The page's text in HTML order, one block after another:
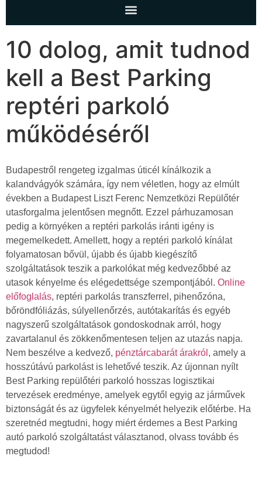
10 dolog, amit tudnod
kell a Best Parking
reptéri parkoló
működéséről
Budapestről rengeteg izgalmas úticél kínálkozik a
kalandvágyók számára, így nem véletlen, hogy az elmúlt
években a Budapest Liszt Ferenc Nemzetközi Repülőtér
utasforgalma jelentősen megnőtt. Ezzel párhuzamosan
pedig a környéken a reptéri parkolás iránti igény is
megemelkedett. Amellett, hogy a reptéri parkoló kínálat
folyamatosan bővül, újabb és újabb kiegészítő
szolgáltatások teszik a parkolókat még kedvezőbbé az
utasok kényelme és elégedettsége szempontjából. Online
előfoglalás, reptéri parkolás transzferrel, pihenőzóna,
bőröndfóliázás, súlyellenőrzés, autótakarítás és egyéb
nagyszerű szolgáltatások gondoskodnak arról, hogy
zavartalanul és zökkenőmentesen teljen az utazás napja.
Nem beszélve a kedvező, pénztárcabarát árakról , amely a
hosszútávú parkolást is lehetővé teszik. Az újonnan nyílt
Best Parking repülőtéri parkoló hosszas logisztikai
tervezések eredménye, amelyek egytől egyig az járművek
biztonságát és az ügyfelek kényelmét helyezik előtérbe. Ha
szeretnéd megtudni, hogy miért érdemes a Best Parking
autó parkoló szolgáltatást választanod, olvass tovább és
megtudod!